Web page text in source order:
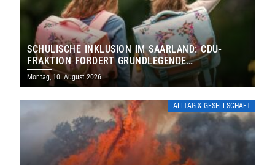
SCHULISCHE INKLUSION IM SAARLAND: CDU-
FRAKTION FORDERT GRUNDLEGENDE
NEUAUFSTELLUNG
Montag, 10. August 2026
ALLTAG & GESELLSCHAFT